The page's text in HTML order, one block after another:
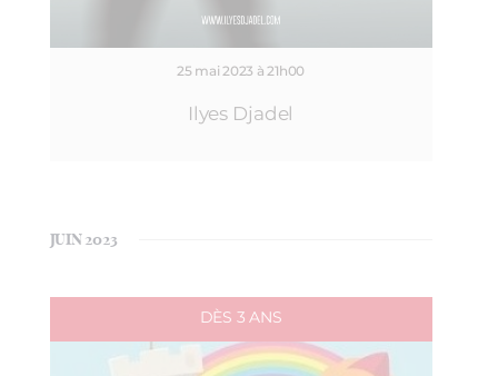
25 mai 2023 à 21h00
Ilyes Djadel
JUIN 2023
DÈS 3 ANS